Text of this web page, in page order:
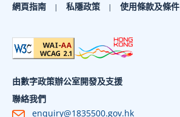
網頁指南 私隱政策 使用條款及條件
由數字政策辦公室開發及支援
聯絡我們
enquiry@1835500.gov.hk